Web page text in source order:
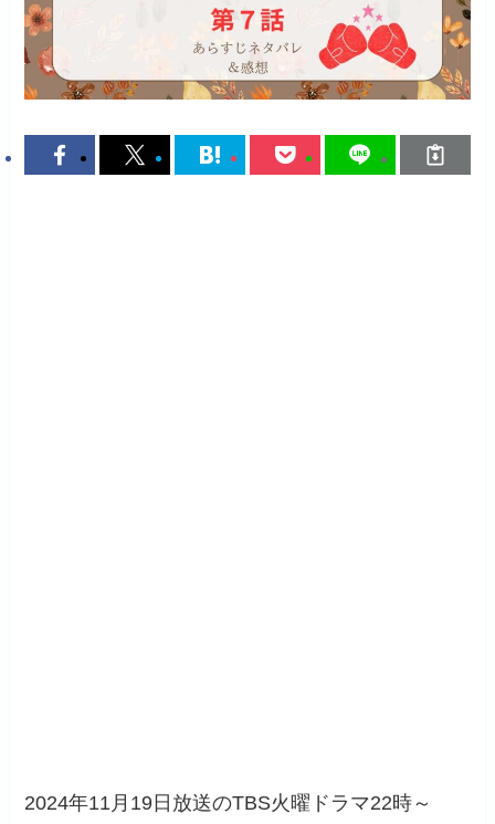
2024年11月19日放送のTBS火曜ドラマ22時～